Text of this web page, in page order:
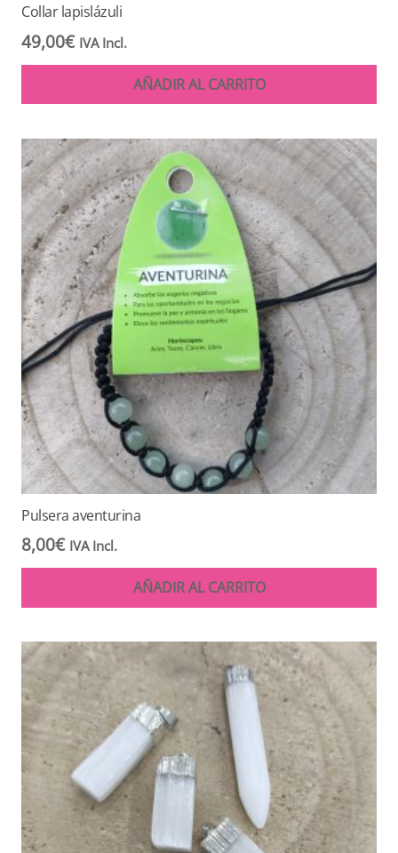
Collar lapislázuli
49,00€ IVA Incl.
AÑADIR AL CARRITO
Pulsera aventurina
8,00€ IVA Incl.
AÑADIR AL CARRITO